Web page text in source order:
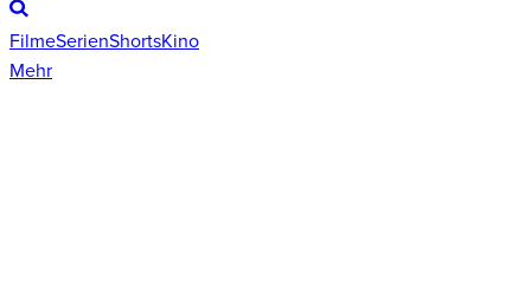
FilmeSerienShortsKino
Mehr